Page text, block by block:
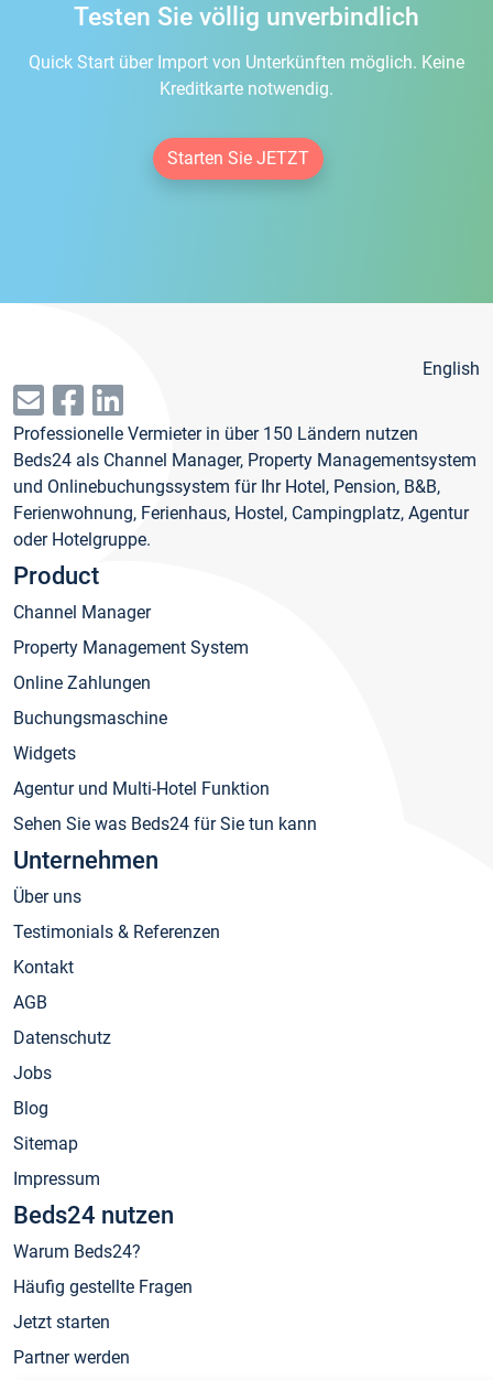
Testen Sie völlig unverbindlich
Quick Start über Import von Unterkünften möglich. Keine
Kreditkarte notwendig.
Starten Sie JETZT
English
Professionelle Vermieter in über 150 Ländern nutzen
Beds24 als Channel Manager, Property Managementsystem
und Onlinebuchungssystem für Ihr Hotel, Pension, B&B,
Ferienwohnung, Ferienhaus, Hostel, Campingplatz, Agentur
oder Hotelgruppe.
Product
Channel Manager
Property Management System
Online Zahlungen
Buchungsmaschine
Widgets
Agentur und Multi-Hotel Funktion
Sehen Sie was Beds24 für Sie tun kann
Unternehmen
Über uns
Testimonials & Referenzen
Kontakt
AGB
Datenschutz
Jobs
Blog
Sitemap
Impressum
Beds24 nutzen
Warum Beds24?
Häufig gestellte Fragen
Jetzt starten
Partner werden